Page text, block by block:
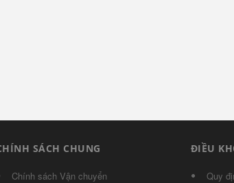
SÁCH CHUNG
Chính sách Vận chuyển
ĐIỀU
Quy